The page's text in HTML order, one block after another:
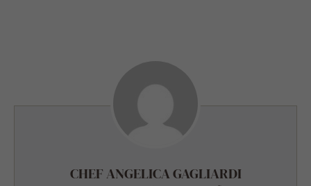
CHEF ANGELICA GAGLIARDI